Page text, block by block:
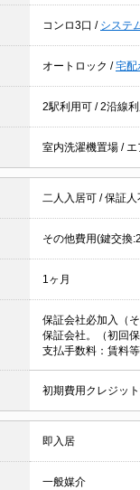
コンロ3口 / システ
オートロック /宅配
2駅利用可 /2沿線
室内洗濯機置場 / エ
二人入居可 /保証人
その他費用(鍵交換
1ヶ月
保証会社必加入（
保証会社。（初回
支払手数料：賃料等
初期費用クレジッ
即入居
一般媒介